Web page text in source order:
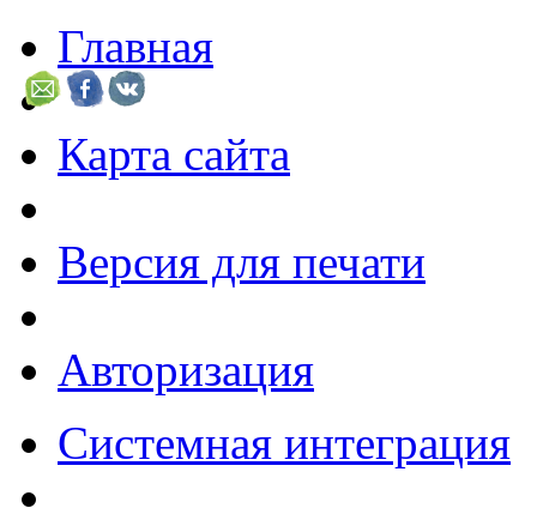
Главная
Карта сайта
Версия для печати
Авторизация
Системная интеграция